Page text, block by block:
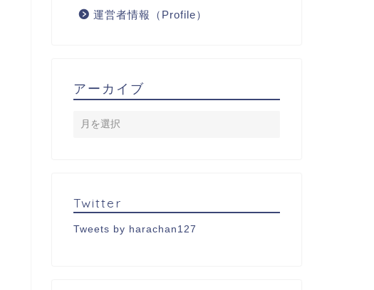
運営者情報（Profile）
アーカイブ
Twitter
Tweets by harachan127